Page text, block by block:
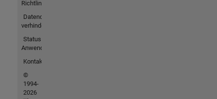
Richtlinien
Datendiebstahl
verhindern
Status von
Anwendungen
Kontakt
©
1994-
2026